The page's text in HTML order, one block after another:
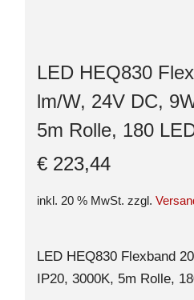
LED HEQ830
lm/W, 24V DC,
5m Rolle, 180
€ 223,44
inkl. 20 % MwSt. zzgl.
LED HEQ830 Flexband
IP20, 3000K, 5m Rolle,